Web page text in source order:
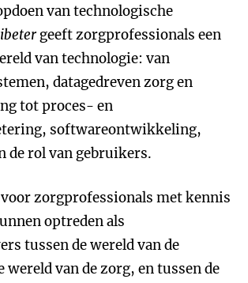
van technologische
geeft zorgprofessionals een
van technologie: van
datagedreven zorg en
tot proces- en
softwareontwikkeling,
de rol van gebruikers.
zorgprofessionals met kennis
optreden als
tussen de wereld van de
wereld van de zorg, en tussen de